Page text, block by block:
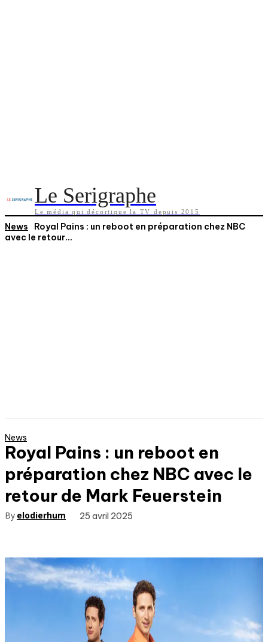
Le Serigraphe
Le média qui décortique la TV depuis 2015
News
Royal Pains : un reboot en préparation chez NBC
avec le retour...
News
Royal Pains : un reboot en
préparation chez NBC avec le
retour de Mark Feuerstein
By elodierhum 25 avril 2025